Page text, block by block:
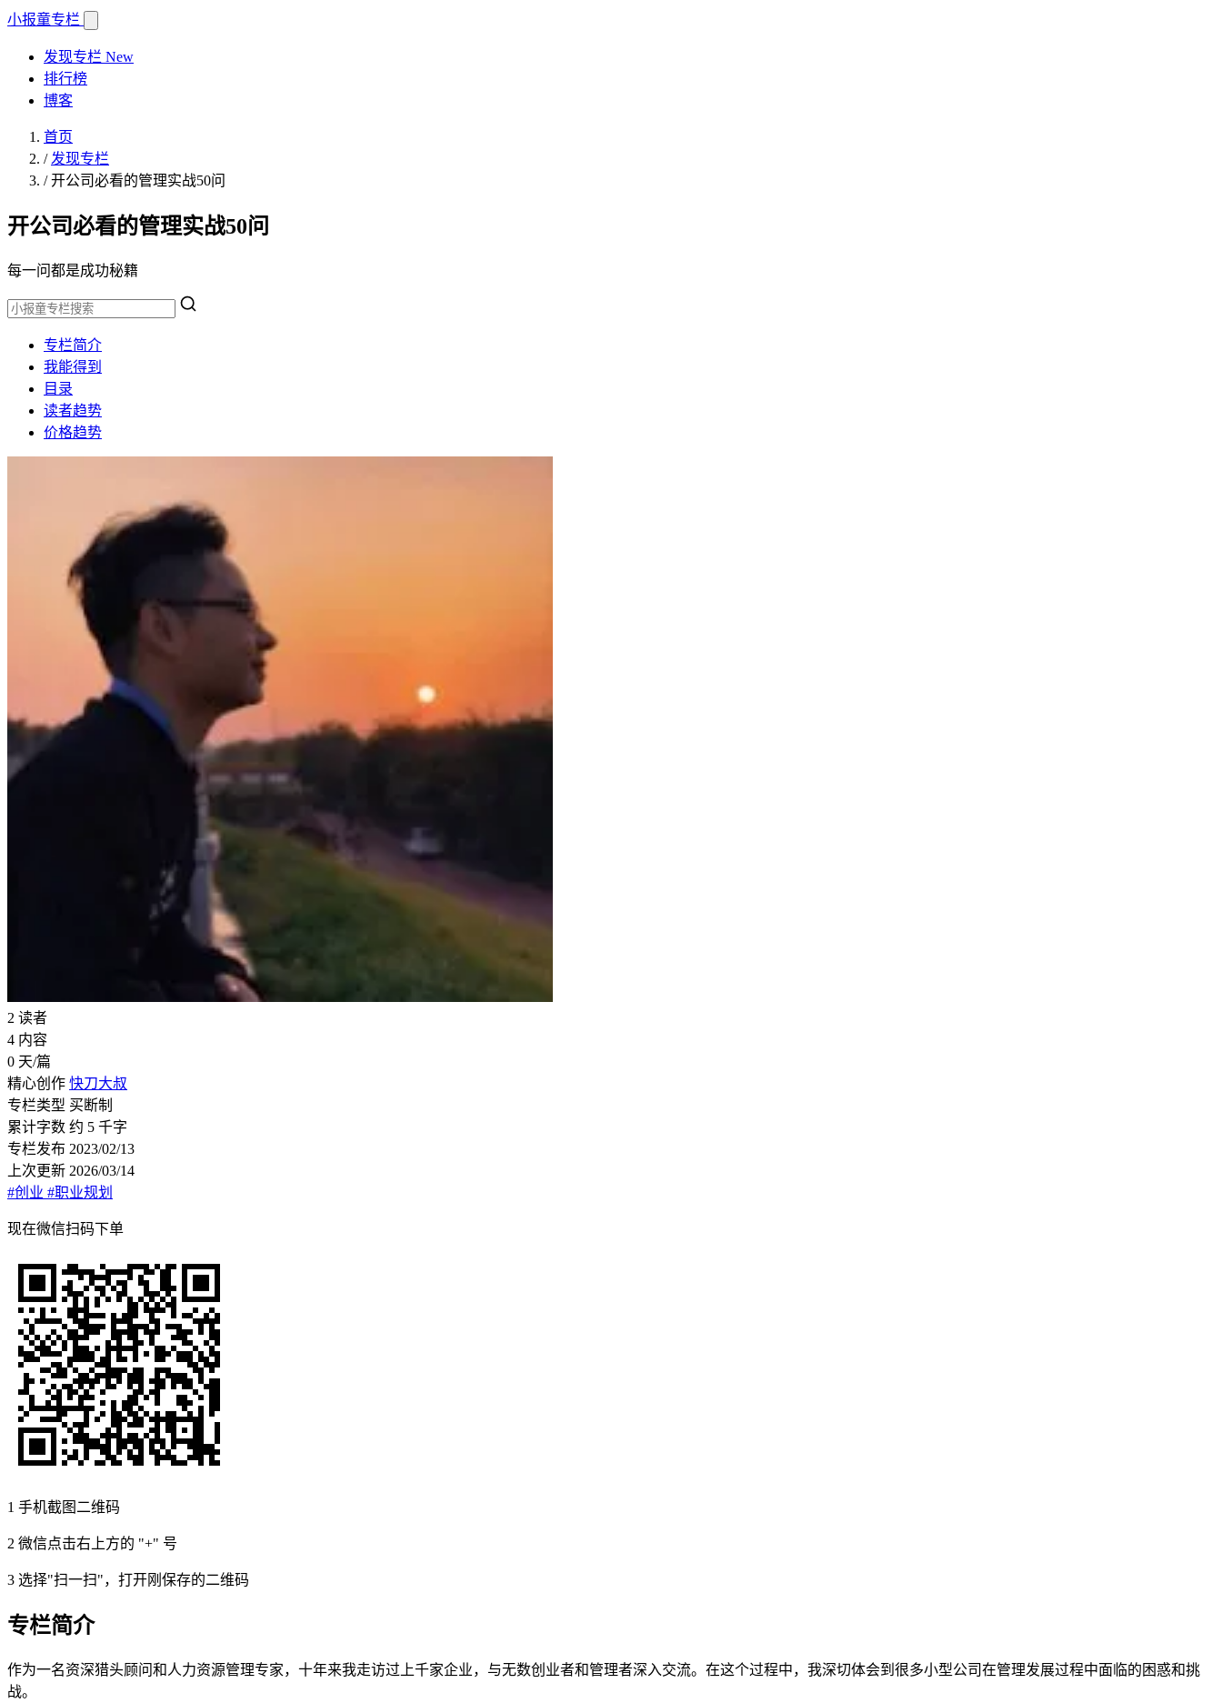
小报童专栏
发现专栏 New
排行榜
博客
首页
/ 发现专栏
/开公司必看的管理实战50问
开公司必看的管理实战50问
每一问都是成功秘籍
专栏简介
我能得到
目录
读者趋势
价格趋势
2 读者
4 内容
0 天/篇
精心创作 快刀大叔
专栏类型 买断制
累计字数 约 5 千字
专栏发布 2023/02/13
上次更新 2026/03/14
#创业 #职业规划
现在微信扫码下单
1 手机截图二维码
2 微信点击右上方的 "+" 号
3 选择"扫一扫"，打开刚保存的二维码
专栏简介
作为一名资深猎头顾问和人力资源管理专家，十年来我走访过上千家企业，与无数创业者和管理者深入交流。在这个过程中，我深切体会到很多小型公司在管理发展过程中面临的困惑和挑
战。